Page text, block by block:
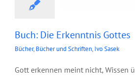
Buch: Die Erkenntnis Gottes
Bücher, Bücher und Schriften, Ivo Sasek
Gott erkennen meint nicht, Wissen